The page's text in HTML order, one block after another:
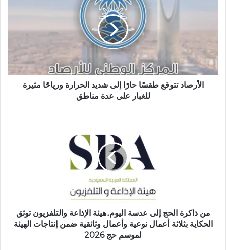
ل
و
ي
ب
الأرصاد تتوقع طقسًا حارًا إلى شديد الحرارة ورياحًا مثيرة
للغبار على عدة مناطق
من ذاكرة الحج إلى عدسة اليوم..هيئة الإذاعة والتلفزيون توثق
الحكاية بثلاثة أعمال نوعية وأعمال وثائقية ضمن إنتاجات الهيئة
لموسم حج 2026